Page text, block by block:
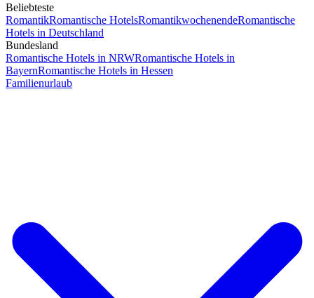
Beliebteste
RomantikRomantische HotelsRomantikwochenendeRomantische
Hotels in Deutschland
Bundesland
Romantische Hotels in NRWRomantische Hotels in
BayernRomantische Hotels in Hessen
Familienurlaub